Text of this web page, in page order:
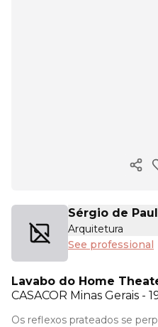
Sérgio de
Arquitetura
See professional
Lavabo do Home
CASACOR Minas Gerais -
Os reflexos prateados se